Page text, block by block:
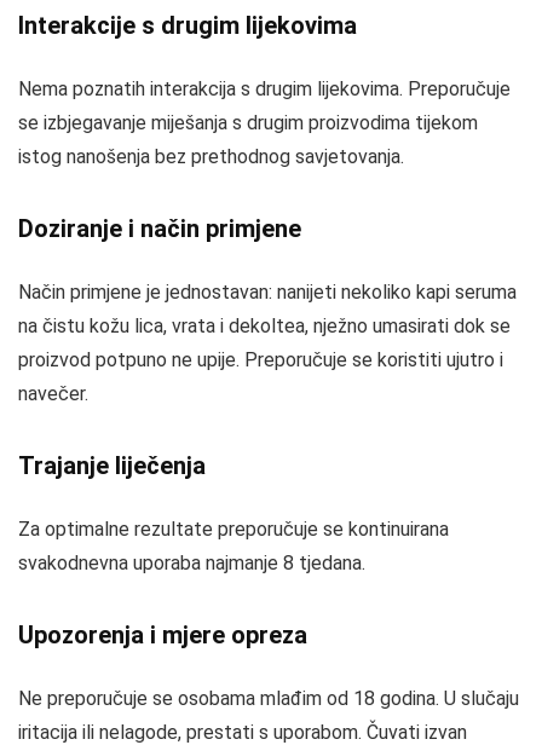
Interakcije s drugim lijekovima
Nema poznatih interakcija s drugim lijekovima. Preporučuje
se izbjegavanje miješanja s drugim proizvodima tijekom
istog nanošenja bez prethodnog savjetovanja.
Doziranje i način primjene
Način primjene je jednostavan: nanijeti nekoliko kapi seruma
na čistu kožu lica, vrata i dekoltea, nježno umasirati dok se
proizvod potpuno ne upije. Preporučuje se koristiti ujutro i
navečer.
Trajanje liječenja
Za optimalne rezultate preporučuje se kontinuirana
svakodnevna uporaba najmanje 8 tjedana.
Upozorenja i mjere opreza
Ne preporučuje se osobama mlađim od 18 godina. U slučaju
iritacija ili nelagode, prestati s uporabom. Čuvati izvan